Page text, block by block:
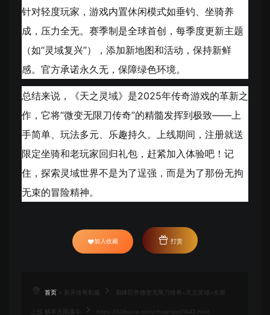
针对轻度玩家，游戏内置休闲模式如垂钓、坐骑养
成，压力全无。赛季制是全球首创，每季度更新主题
（如“灵域复兴”），添加新地图和活动，保持新鲜
感。官方承诺永久无，保障绿色环境。
总结来说，《天之灵域》是2025年传奇游戏的革新之
作，它将“微变无限刀传奇”的精髓发挥到极致——上
手简单、玩法多元、乐趣持久。上线期间，注册就送
限定坐骑和老玩家回归礼包，赶紧加入体验吧！记
住，探索灵域世界不是为了逞强，而是为了那份无拘
无束的冒险精神。
加入收藏 打赏
首页 > 新开传奇私服 巅峰巨作微变无限刀传奇<天之灵域>全新
上线 畅享无限战斗 https://339wow.com/chuanqisf/1942.html